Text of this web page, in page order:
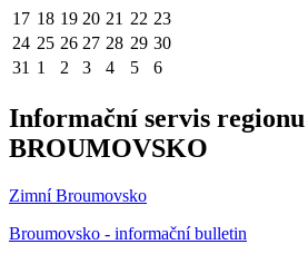
17 18 19 20 21 22 23
24 25 26 27 28 29 30
31 1 2 3 4 5 6
Informační servis regionu
BROUMOVSKO
Zimní Broumovsko
Broumovsko - informační bulletin